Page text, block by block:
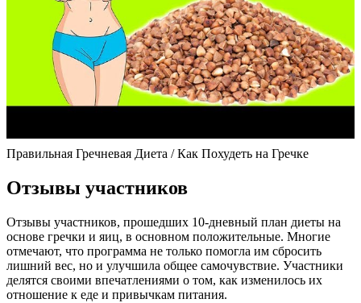
Правильная Гречневая Диета / Как Похудеть на Гречке
Отзывы участников
Отзывы участников, прошедших 10-дневный план диеты на
основе гречки и яиц, в основном положительные. Многие
отмечают, что программа не только помогла им сбросить
лишний вес, но и улучшила общее самочувствие. Участники
делятся своими впечатлениями о том, как изменилось их
отношение к еде и привычкам питания.